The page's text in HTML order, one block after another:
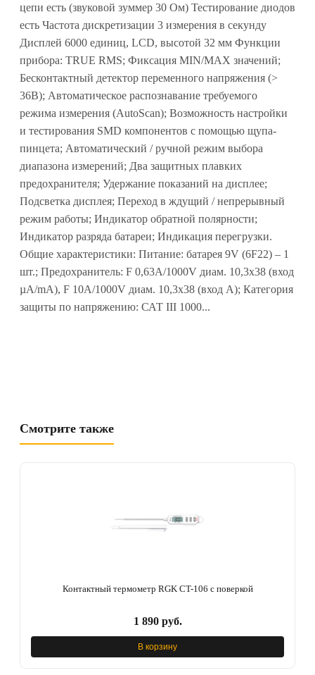
цепи есть (звуковой зуммер 30 Ом) Тестирование диодов
есть Частота дискретизации 3 измерения в секунду
Дисплей 6000 единиц, LCD, высотой 32 мм Функции
прибора: TRUE RMS; Фиксация MIN/MAX значений;
Бесконтактный детектор переменного напряжения (>
36В); Автоматическое распознавание требуемого
режима измерения (AutoScan); Возможность настройки
и тестирования SMD компонентов с помощью щупа-
пинцета; Автоматический / ручной режим выбора
диапазона измерений; Два защитных плавких
предохранителя; Удержание показаний на дисплее;
Подсветка дисплея; Переход в ждущий / непрерывный
режим работы; Индикатор обратной полярности;
Индикатор разряда батареи; Индикация перегрузки.
Общие характеристики: Питание: батарея 9V (6F22) – 1
шт.; Предохранитель: F 0,63А/1000V диам. 10,3х38 (вход
µА/mА), F 10А/1000V диам. 10,3х38 (вход А); Категория
защиты по напряжению: САТ III 1000...
Смотрите также
Контактный термометр RGK CT-106 с поверкой
1 890 руб.
В корзину